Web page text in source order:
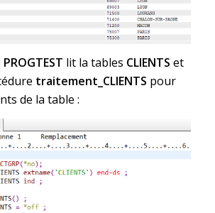
PROGTEST lit la tables CLIENTS et
traitement_CLIENTS pour
de la table :